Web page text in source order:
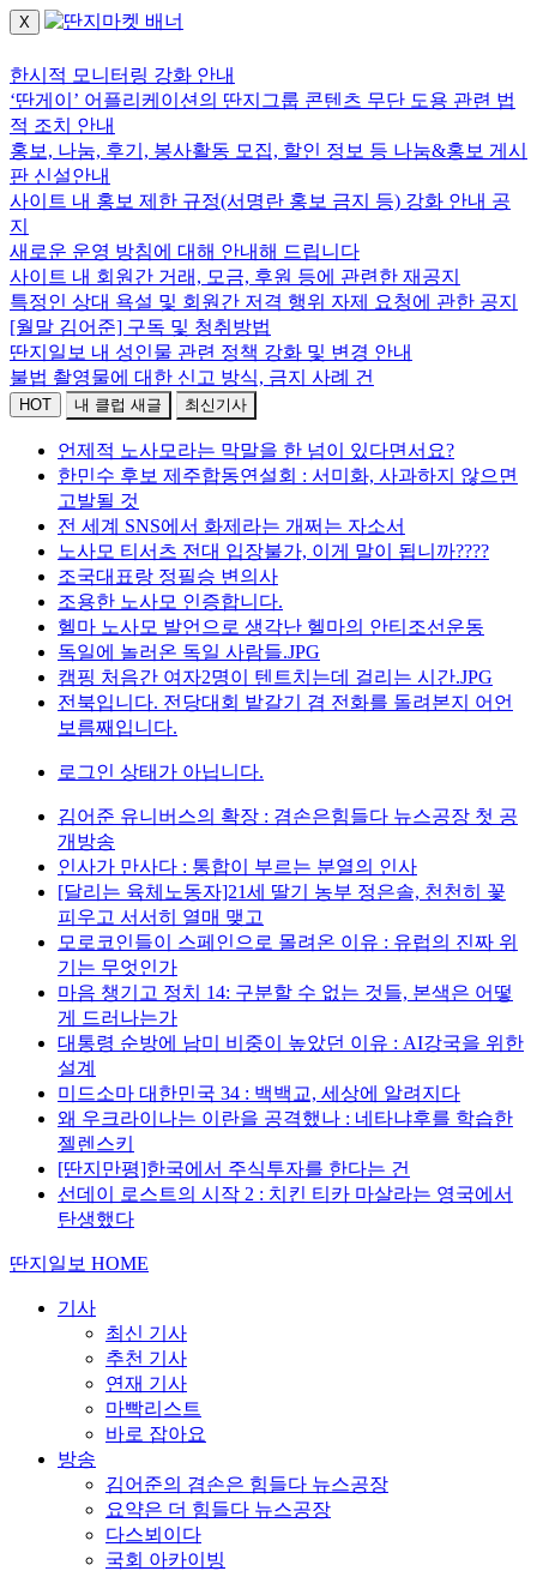
X
한시적 모니터링 강화 안내
‘딴게이’ 어플리케이션의 딴지그룹 콘텐츠 무단 도용 관련 법
적 조치 안내
홍보, 나눔, 후기, 봉사활동 모집, 할인 정보 등 나눔&홍보 게시
판 신설안내
사이트 내 홍보 제한 규정(서명란 홍보 금지 등) 강화 안내 공
지
새로운 운영 방침에 대해 안내해 드립니다
사이트 내 회원간 거래, 모금, 후원 등에 관련한 재공지
특정인 상대 욕설 및 회원간 저격 행위 자제 요청에 관한 공지
[월말 김어준] 구독 및 청취방법
딴지일보 내 성인물 관련 정책 강화 및 변경 안내
불법 촬영물에 대한 신고 방식, 금지 사례 건
HOT 내 클럽 새글 최신기사
언제적 노사모라는 막말을 한 넘이 있다면서요?
한민수 후보 제주합동연설회 : 서미화, 사과하지 않으면
고발될 것
전 세계 SNS에서 화제라는 개쩌는 자소서
노사모 티서츠 전대 입장불가, 이게 말이 됩니까????
조국대표랑 정필승 변의사
조용한 노사모 인증합니다.
헬마 노사모 발언으로 생각난 헬마의 안티조선운동
독일에 놀러온 독일 사람들.JPG
캠핑 처음간 여자2명이 텐트치는데 걸리는 시간.JPG
전북입니다. 전당대회 밭갈기 겸 전화를 돌려본지 어언
보름째입니다.
로그인 상태가 아닙니다.
김어준 유니버스의 확장 : 겸손은힘들다 뉴스공장 첫 공
개방송
인사가 만사다 : 통합이 부르는 분열의 인사
[달리는 육체노동자]21세 딸기 농부 정은솔, 천천히 꽃
피우고 서서히 열매 맺고
모로코인들이 스페인으로 몰려온 이유 : 유럽의 진짜 위
기는 무엇인가
마음 챙기고 정치 14: 구분할 수 없는 것들, 본색은 어떻
게 드러나는가
대통령 순방에 남미 비중이 높았던 이유 : AI강국을 위한
설계
미드소마 대한민국 34 : 백백교, 세상에 알려지다
왜 우크라이나는 이란을 공격했나 : 네타냐후를 학습한
젤렌스키
[딴지만평]한국에서 주식투자를 한다는 건
선데이 로스트의 시작 2 : 치킨 티카 마살라는 영국에서
탄생했다
딴지일보 HOME
기사
최신 기사
추천 기사
연재 기사
마빡리스트
바로 잡아요
방송
김어준의 겸손은 힘들다 뉴스공장
요약은 더 힘들다 뉴스공장
다스뵈이다
국회 아카이빙